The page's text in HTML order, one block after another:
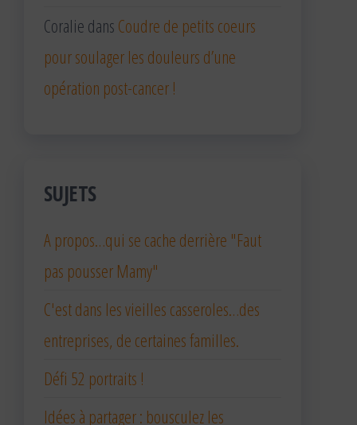
Coralie dans Coudre de petits coeurs
pour soulager les douleurs d’une
opération post-cancer !
SUJETS
A propos…qui se cache derrière "Faut
pas pousser Mamy"
C'est dans les vieilles casseroles…des
entreprises, de certaines familles.
Défi 52 portraits !
Idées à partager : bousculez les